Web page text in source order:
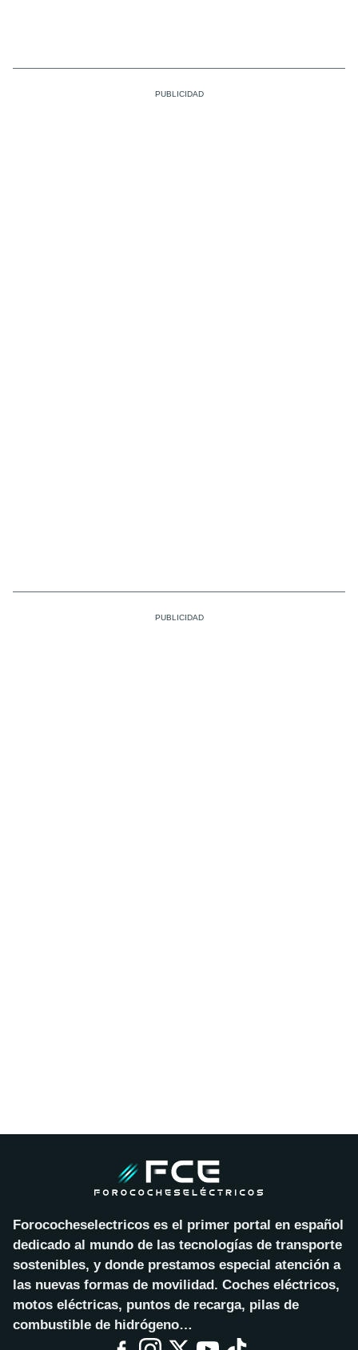
Forococheselectricos es el primer portal en español
dedicado al mundo de las tecnologías de transporte
sostenibles, y donde prestamos especial atención a
las nuevas formas de movilidad. Coches eléctricos,
motos eléctricas, puntos de recarga, pilas de
combustible de hidrógeno…